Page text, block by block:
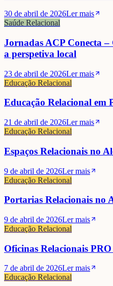
30 de abril de 2026Ler mais
Saúde Relacional
Jornadas ACP Conecta –
a perspetiva local
23 de abril de 2026Ler mais
Educação Relacional
Educação Relacional em
21 de abril de 2026Ler mais
Educação Relacional
Espaços Relacionais no
9 de abril de 2026Ler mais
Educação Relacional
Portarias Relacionais no
9 de abril de 2026Ler mais
Educação Relacional
Oficinas Relacionais
7 de abril de 2026Ler mais
Educação Relacional